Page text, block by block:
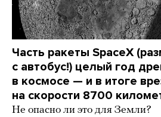
Часть ракеты SpaceX
с автобус!) целый год
в космосе — и в итоге
на скорости 8700
Не опасно ли это для Земли?